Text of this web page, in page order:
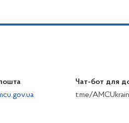
Чат-бот для
t.me/